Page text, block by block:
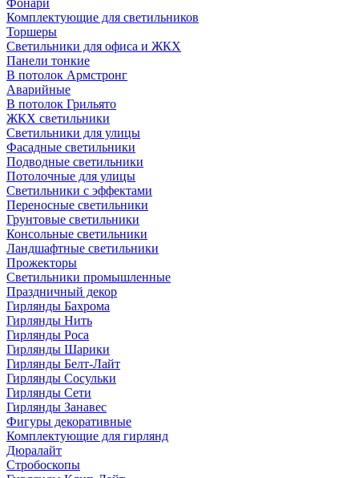
Фонари
Комплектующие для светильников
Торшеры
Светильники для офиса и ЖКХ
Панели тонкие
В потолок Армстронг
Аварийные
В потолок Грильято
ЖКХ светильники
Светильники для улицы
Фасадные светильники
Подводные светильники
Потолочные для улицы
Светильники с эффектами
Переносные светильники
Грунтовые светильники
Консольные светильники
Ландшафтные светильники
Прожекторы
Светильники промышленные
Праздничный декор
Гирлянды Бахрома
Гирлянды Нить
Гирлянды Роса
Гирлянды Шарики
Гирлянды Белт-Лайт
Гирлянды Сосульки
Гирлянды Сети
Гирлянды Занавес
Фигуры декоративные
Комплектующие для гирлянд
Дюралайт
Стробоскопы